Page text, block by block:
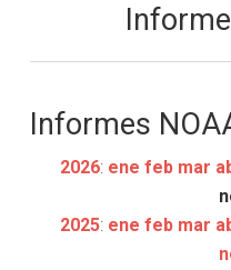
Informes
2026: ene feb mar
2025: ene feb mar